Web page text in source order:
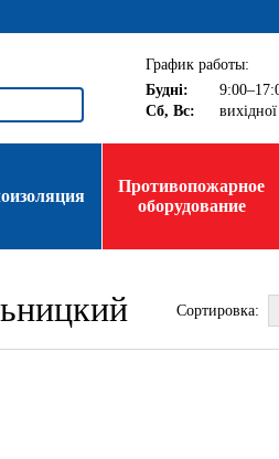
График работы:
Будні:
Сб, Вс:
вихідної
Противопожарное
оборудование
Сортировка: